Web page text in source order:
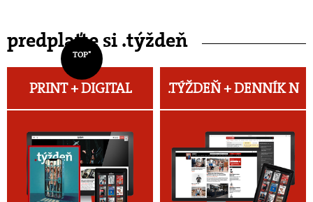
predplaťte si .týždeň
TOP*
PRINT + DIGITAL .TÝŽDEŇ +DENNÍK N